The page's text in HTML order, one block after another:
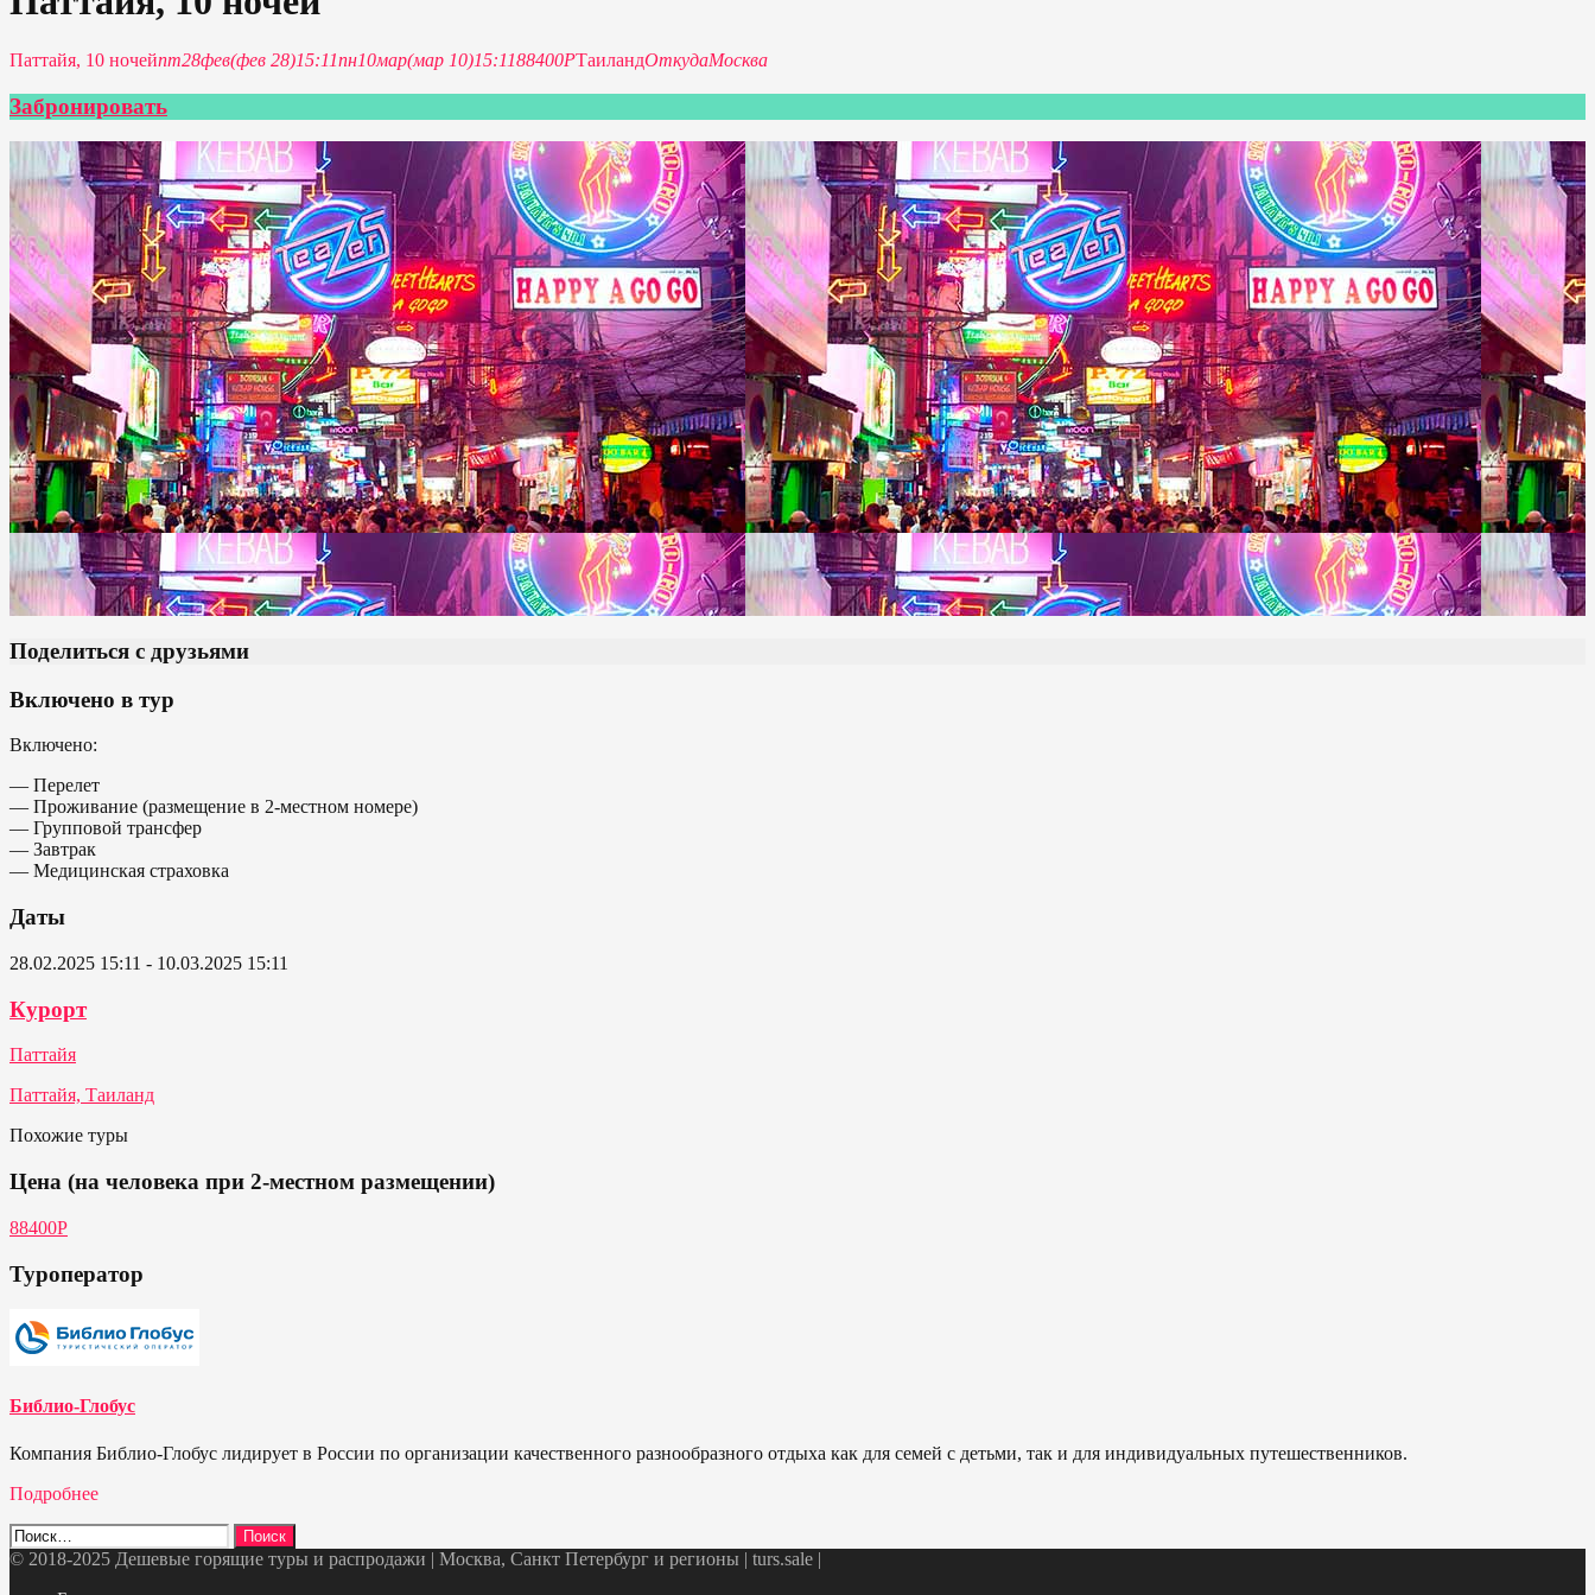
Паттайя, 10 ночейпт28фев(фев 28)15:11пн10мар(мар 10)15:1188400РТаиландОткудаМосква
Забронировать
Поделиться с друзьями
Включено в тур
Включено:
— Перелет
— Проживание (размещение в 2-местном номере)
— Групповой трансфер
— Завтрак
— Медицинская страховка
Даты
28.02.2025 15:11 - 10.03.2025 15:11
Курорт
Паттайя
Паттайя, Таиланд
Похожие туры
Цена (на человека при 2-местном размещении)
88400Р
Туроператор
Библио-Глобус
Компания Библио-Глобус лидирует в России по организации качественного разнообразного отдыха как для семей с детьми, так и для индивидуальных путешественников.
Подробнее
Найти:
© 2018-2025 Дешевые горящие туры и распродажи | Москва, Санкт Петербург и регионы | turs.sale |